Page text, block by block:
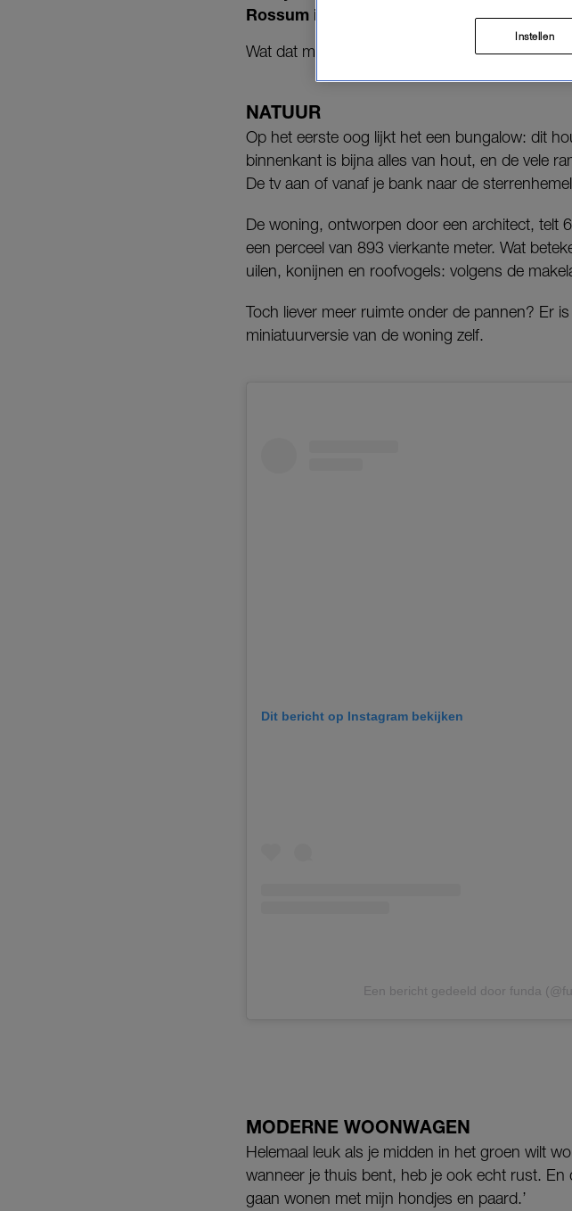
Rossum is veel meer dan dat. Al vinden
Wat dat mag kosten? 535.000 eurootjes.
NATUUR
Op het eerste oog lijkt het een bungalow: dit
binnenkant is bijna alles van hout, en de vele
De tv aan of vanaf je bank naar de
De woning, ontworpen door een architect, telt
een perceel van 893 vierkante meter. Wat
uilen, konijnen en roofvogels: volgens de
Toch liever meer ruimte onder de pannen? Er
miniatuurversie van de woning zelf.
Dit bericht op Instagram bekijken
Een bericht gedeeld door funda
MODERNE WOONWAGEN
Helemaal leuk als je midden in het groen wilt
wanneer je thuis bent, heb je ook echt rust.
gaan wonen met mijn hondjes en paard.’
Instellen